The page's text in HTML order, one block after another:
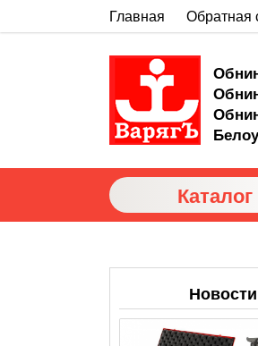
Главная Обратная
Каталог
Новости